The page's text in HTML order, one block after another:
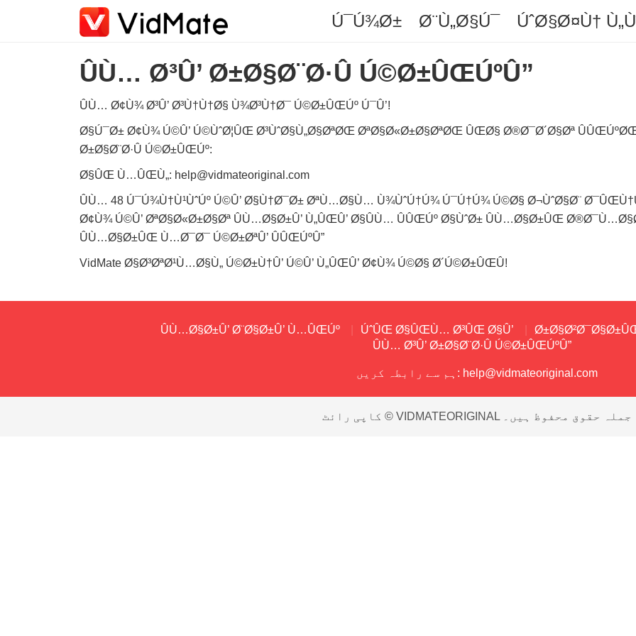
Ú¯Ú¾Ø± Ø¨Ù„Ø§Ú¯ ÚˆØ§Ø¤Ù†
ÛÙ… Ø³Û’ Ø±Ø§Ø¨Ø·Û Ú©Ø±ÛŒÚºÛ”
ÛÙ… Ø¢Ù¾ Ø³Û’ Ø³Ù†Ù†Ø§ Ù¾Ø³Ù†Ø¯ Ú©Ø±ÛŒÚº Ú¯Û’!
Ø§Ú¯Ø± Ø¢Ù¾ Ú©Û’ Ú©ÙˆØ¦ÛŒ Ø³ÙˆØ§Ù„Ø§ØªØŒ ØªØ§Ø«Ø±Ø§ØªØŒ ÛŒØ§ Ø®Ø¯Ø´Ø§Øª ÛÛŒÚºØŒ
Ø±Ø§Ø¨Ø·Û Ú©Ø±ÛŒÚº:
Ø§ÛŒ Ù…ÛŒÙ„: help@vidmateoriginal.com
ÛÙ… 48 Ú¯Ú¾Ù†Ù¹ÙˆÚº Ú©Û’ Ø§Ù†Ø¯Ø± ØªÙ…Ø§Ù… Ù¾ÙˆÚ†Ú¾ Ú¯Ú†Ú¾ Ú©Ø§ Ø¬ÙˆØ§Ø¨
Ø¢Ù¾ Ú©Û’ ØªØ§Ø«Ø±Ø§Øª ÛÙ…Ø§Ø±Û’ Ù„ÛŒÛ’ Ø§ÛÙ… ÛÛŒÚº Ø§ÙˆØ± ÛÙ…Ø§Ø±ÛŒ
ÛÙ…Ø§Ø±ÛŒ Ù…Ø¯Ø¯ Ú©Ø±ØªÛ’ ÛÛŒÚºÛ”
VidMate Ø§Ø³ØªØ¹Ù…Ø§Ù„ Ú©Ø±Ù†Û’ Ú©Û’ Ù„ÛŒÛ’ Ø¢Ù¾ Ú©Ø§ Ø´Ú©Ø±ÛŒÛ!
ÛÙ…Ø§Ø±Û’ Ø¨Ø§Ø±Û’ Ù…ÛŒÚº ÚˆÛŒ Ø§ÛŒÙ… Ø³ÛŒ Ø§Û’
ÛÙ… Ø³Û’ Ø±Ø§Ø¨Ø·Û Ú©Ø±ÛŒÚºÛ”
ہم سے رابطہ کریں: help@vidmateoriginal.com
کاپی رائٹ © VIDMATEORIGINAL جملہ حقوق محفوظ ہیں۔